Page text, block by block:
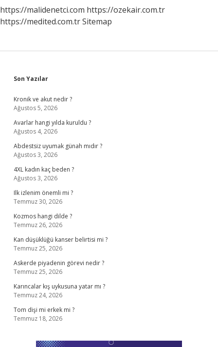
https://malidenetci.com https://ozekair.com.tr
https://medited.com.trSitemap
Sidebar
Son Yazılar
Kronik ve akut nedir ?
Ağustos 5, 2026
Avarlar hangi yılda kuruldu ?
Ağustos 4, 2026
Abdestsiz uyumak günah mıdır ?
Ağustos 3, 2026
4XL kadın kaç beden ?
Ağustos 3, 2026
Ilk izlenim önemli mi ?
Temmuz 30, 2026
Kozmos hangi dilde ?
Temmuz 26, 2026
Kan düşüklüğü kanser belirtisi mi ?
Temmuz 25, 2026
Askerde piyadenin görevi nedir ?
Temmuz 25, 2026
Karıncalar kış uykusuna yatar mı ?
Temmuz 24, 2026
Tom dişi mi erkek mi ?
Temmuz 18, 2026